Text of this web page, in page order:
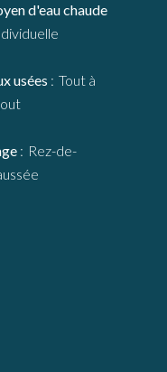
d'eau chaude
usées
Tout à
Rez-de-